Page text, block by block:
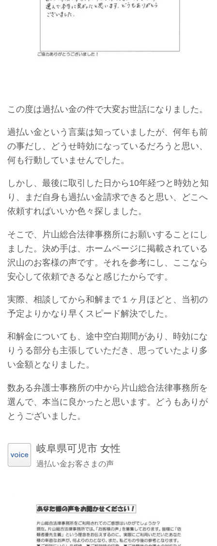
この度は過払い金の件で大変お世話になりました。
過払い金という言葉は知っていましたが、何年も前
の事だし、どうせ時効になっているだろうと思い、
何も行動していませんでした。
しかし、最後に取引した日から10年経つと時効と知
り、まだ自身も過払い金請求できると思い、どこへ
依頼すればいいか色々探しました。
そこで、片山総合法律事務所にお願いすることにし
ました。決め手は、ホームページに掲載されている
沢山のお客様の声です。それを参考にし、ここなら
安心して依頼できるなと感じたからです。
実際、相談してから和解まで１ヶ月ほどと、当初の
予定よりかなり早くスピード解決でした。
和解金についても、途中空白期間があり、時効にな
りうる部分も主張していただき、思っていたより多
い金額となりました。
数ある弁護士事務所の中から片山総合法律事務所を
選んで、本当に良かったと思います。
どうもありが
とうございました。
岐阜県可児市 女性
過払い金お客さまの声